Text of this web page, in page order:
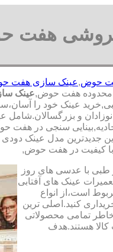
هفت
حوض,عینک سازی هفت
محدوده هفت حوض,عینک
عینک خود را
و
سنجی در
جدیدترین مدل عینک دودی
با کیفیت در هفت حوض,
و طبی با عدسی های روز
تعمیرات عینک های آفتابی
است،از انواع
کنید.اصلی ترین
تمامی محصولاتی
هستند.هدف